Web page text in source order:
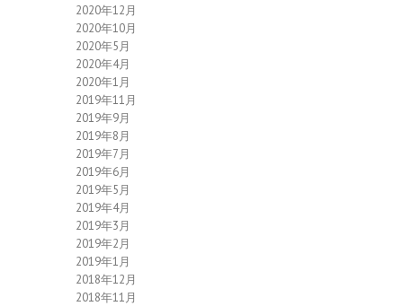
2020年12月
2020年10月
2020年5月
2020年4月
2020年1月
2019年11月
2019年9月
2019年8月
2019年7月
2019年6月
2019年5月
2019年4月
2019年3月
2019年2月
2019年1月
2018年12月
2018年11月